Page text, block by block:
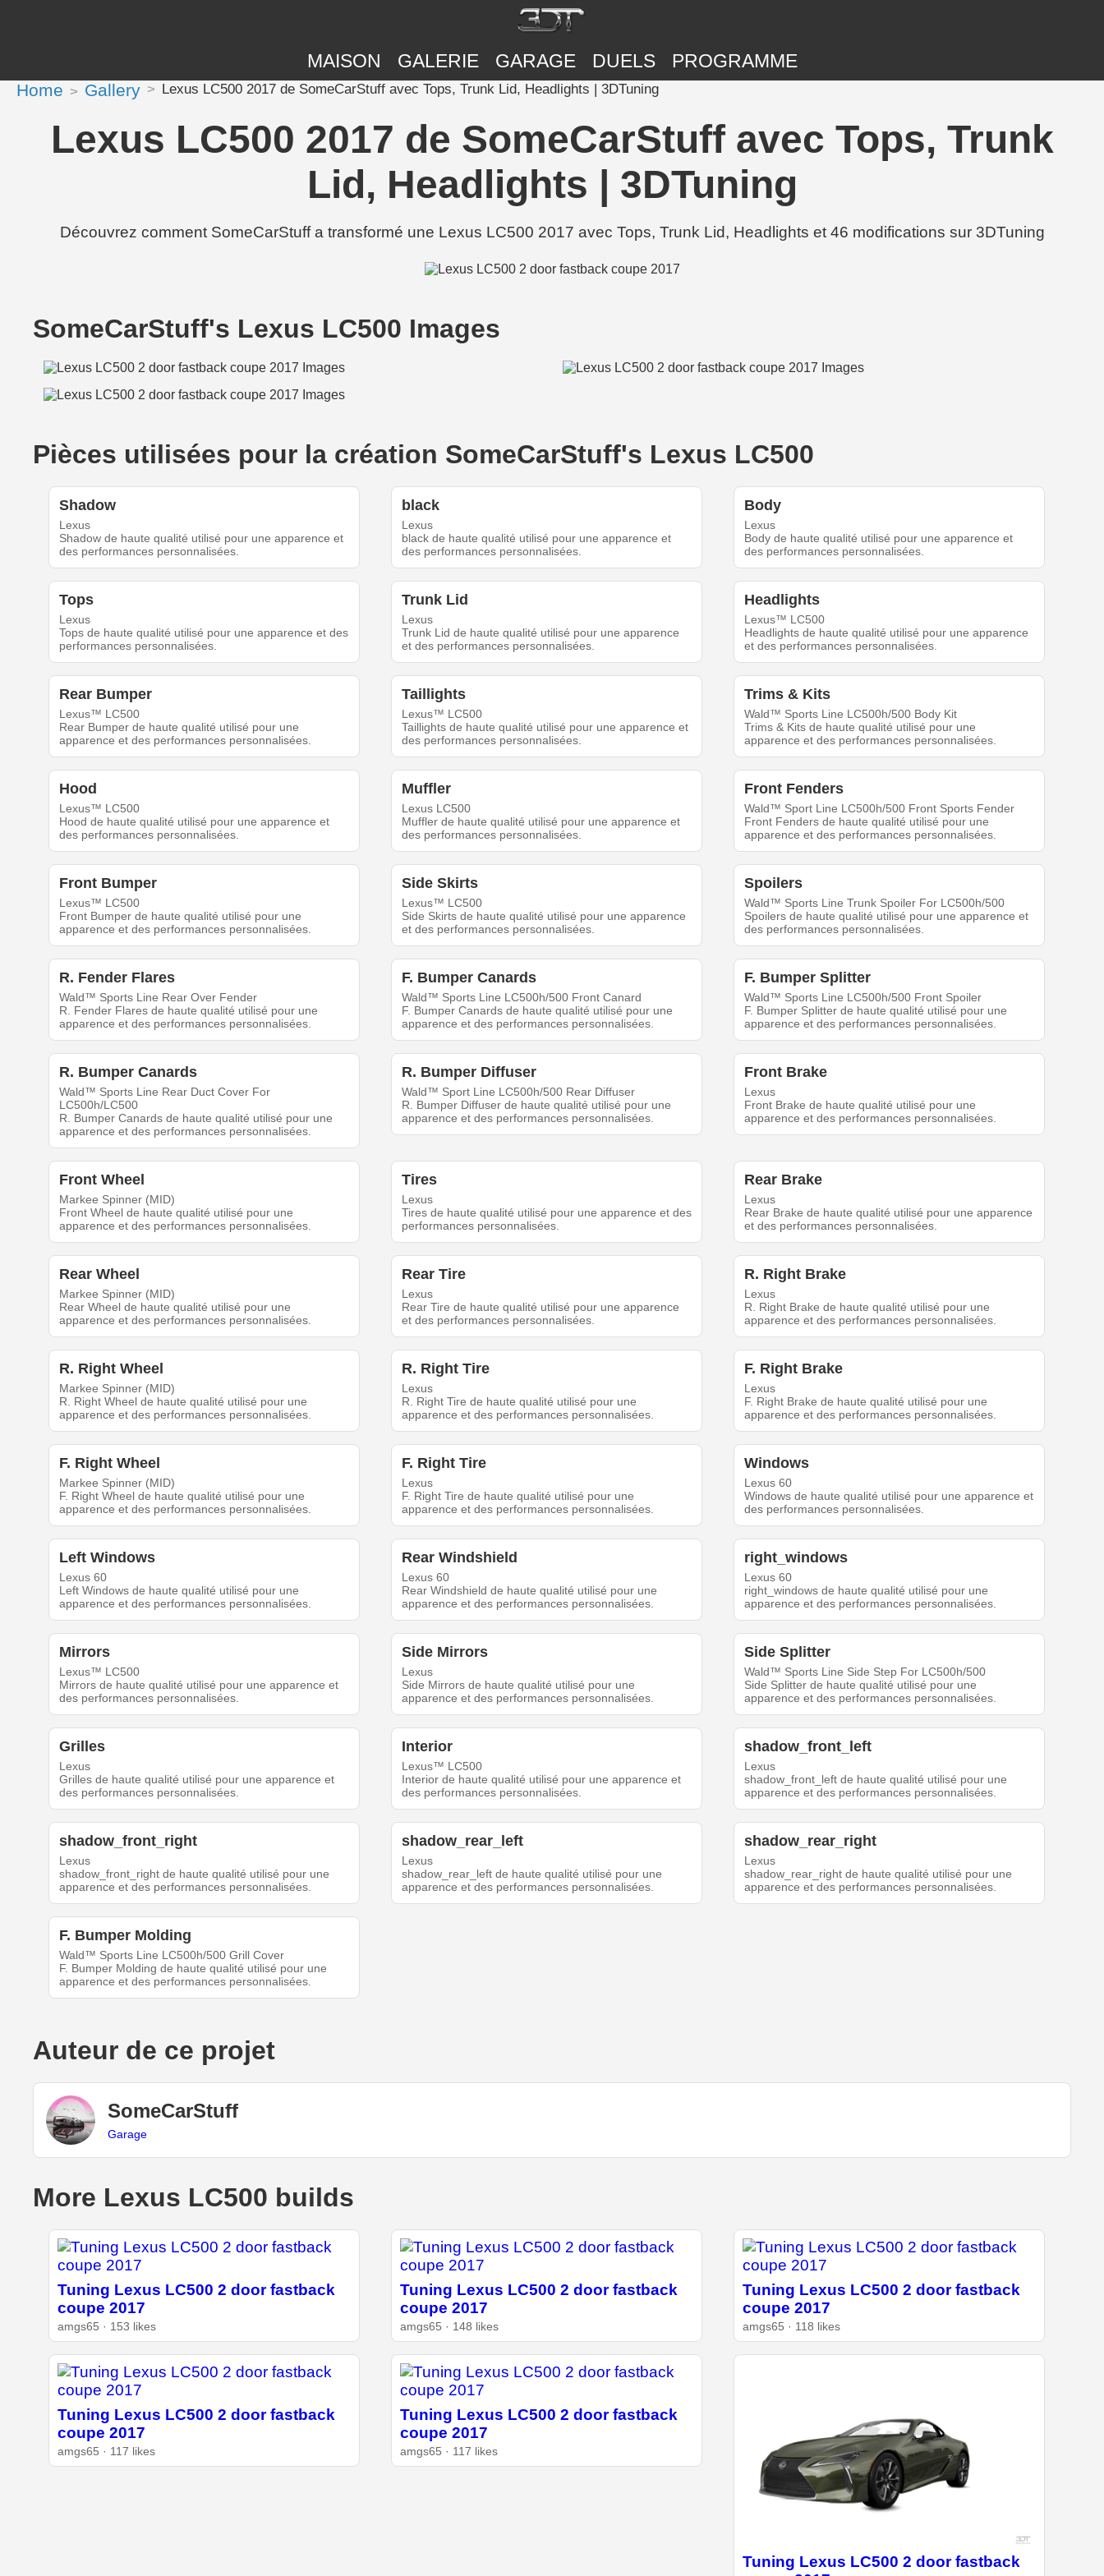
MAISON GALERIE GARAGE DUELS PROGRAMME
Home Gallery Lexus LC500 2017 de SomeCarStuff avec Tops, Trunk Lid, Headlights | 3DTuning
Lexus LC500 2017 de SomeCarStuff avec Tops, Trunk
Lid, Headlights | 3DTuning
Découvrez comment SomeCarStuff a transformé une Lexus LC500 2017 avec Tops, Trunk Lid, Headlights et 46 modifications sur 3DTuning
SomeCarStuff's Lexus LC500 Images
Pièces utilisées pour la création SomeCarStuff's Lexus LC500
Shadow
Lexus
Shadow de haute qualité utilisé pour une apparence et
des performances personnalisées.
black
Lexus
black de haute qualité utilisé pour une apparence et
des performances personnalisées.
Body
Lexus
Body de haute qualité utilisé pour une apparence et
des performances personnalisées.
Tops
Lexus
Tops de haute qualité utilisé pour une apparence et des
performances personnalisées.
Trunk Lid
Lexus
Trunk Lid de haute qualité utilisé pour une apparence
et des performances personnalisées.
Headlights
Lexus™ LC500
Headlights de haute qualité utilisé pour une apparence
et des performances personnalisées.
Rear Bumper
Lexus™ LC500
Rear Bumper de haute qualité utilisé pour une
apparence et des performances personnalisées.
Taillights
Lexus™ LC500
Taillights de haute qualité utilisé pour une apparence et
des performances personnalisées.
Trims & Kits
Wald™ Sports Line LC500h/500 Body Kit
Trims & Kits de haute qualité utilisé pour une
apparence et des performances personnalisées.
Hood
Lexus™ LC500
Hood de haute qualité utilisé pour une apparence et
des performances personnalisées.
Muffler
Lexus LC500
Muffler de haute qualité utilisé pour une apparence et
des performances personnalisées.
Front Fenders
Wald™ Sport Line LC500h/500 Front Sports Fender
Front Fenders de haute qualité utilisé pour une
apparence et des performances personnalisées.
Front Bumper
Lexus™ LC500
Front Bumper de haute qualité utilisé pour une
apparence et des performances personnalisées.
Side Skirts
Lexus™ LC500
Side Skirts de haute qualité utilisé pour une apparence
et des performances personnalisées.
Spoilers
Wald™ Sports Line Trunk Spoiler For LC500h/500
Spoilers de haute qualité utilisé pour une apparence et
des performances personnalisées.
R. Fender Flares
Wald™ Sports Line Rear Over Fender
R. Fender Flares de haute qualité utilisé pour une
apparence et des performances personnalisées.
F. Bumper Canards
Wald™ Sports Line LC500h/500 Front Canard
F. Bumper Canards de haute qualité utilisé pour une
apparence et des performances personnalisées.
F. Bumper Splitter
Wald™ Sports Line LC500h/500 Front Spoiler
F. Bumper Splitter de haute qualité utilisé pour une
apparence et des performances personnalisées.
R. Bumper Canards
Wald™ Sports Line Rear Duct Cover For
LC500h/LC500
R. Bumper Canards de haute qualité utilisé pour une
apparence et des performances personnalisées.
R. Bumper Diffuser
Wald™ Sport Line LC500h/500 Rear Diffuser
R. Bumper Diffuser de haute qualité utilisé pour une
apparence et des performances personnalisées.
Front Brake
Lexus
Front Brake de haute qualité utilisé pour une
apparence et des performances personnalisées.
Front Wheel
Markee Spinner (MID)
Front Wheel de haute qualité utilisé pour une
apparence et des performances personnalisées.
Tires
Lexus
Tires de haute qualité utilisé pour une apparence et des
performances personnalisées.
Rear Brake
Lexus
Rear Brake de haute qualité utilisé pour une apparence
et des performances personnalisées.
Rear Wheel
Markee Spinner (MID)
Rear Wheel de haute qualité utilisé pour une
apparence et des performances personnalisées.
Rear Tire
Lexus
Rear Tire de haute qualité utilisé pour une apparence
et des performances personnalisées.
R. Right Brake
Lexus
R. Right Brake de haute qualité utilisé pour une
apparence et des performances personnalisées.
R. Right Wheel
Markee Spinner (MID)
R. Right Wheel de haute qualité utilisé pour une
apparence et des performances personnalisées.
R. Right Tire
Lexus
R. Right Tire de haute qualité utilisé pour une
apparence et des performances personnalisées.
F. Right Brake
Lexus
F. Right Brake de haute qualité utilisé pour une
apparence et des performances personnalisées.
F. Right Wheel
Markee Spinner (MID)
F. Right Wheel de haute qualité utilisé pour une
apparence et des performances personnalisées.
F. Right Tire
Lexus
F. Right Tire de haute qualité utilisé pour une
apparence et des performances personnalisées.
Windows
Lexus 60
Windows de haute qualité utilisé pour une apparence et
des performances personnalisées.
Left Windows
Lexus 60
Left Windows de haute qualité utilisé pour une
apparence et des performances personnalisées.
Rear Windshield
Lexus 60
Rear Windshield de haute qualité utilisé pour une
apparence et des performances personnalisées.
right_windows
Lexus 60
right_windows de haute qualité utilisé pour une
apparence et des performances personnalisées.
Mirrors
Lexus™ LC500
Mirrors de haute qualité utilisé pour une apparence et
des performances personnalisées.
Side Mirrors
Lexus
Side Mirrors de haute qualité utilisé pour une
apparence et des performances personnalisées.
Side Splitter
Wald™ Sports Line Side Step For LC500h/500
Side Splitter de haute qualité utilisé pour une
apparence et des performances personnalisées.
Grilles
Lexus
Grilles de haute qualité utilisé pour une apparence et
des performances personnalisées.
Interior
Lexus™ LC500
Interior de haute qualité utilisé pour une apparence et
des performances personnalisées.
shadow_front_left
Lexus
shadow_front_left de haute qualité utilisé pour une
apparence et des performances personnalisées.
shadow_front_right
Lexus
shadow_front_right de haute qualité utilisé pour une
apparence et des performances personnalisées.
shadow_rear_left
Lexus
shadow_rear_left de haute qualité utilisé pour une
apparence et des performances personnalisées.
shadow_rear_right
Lexus
shadow_rear_right de haute qualité utilisé pour une
apparence et des performances personnalisées.
F. Bumper Molding
Wald™ Sports Line LC500h/500 Grill Cover
F. Bumper Molding de haute qualité utilisé pour une
apparence et des performances personnalisées.
Auteur de ce projet
SomeCarStuff
Garage
More Lexus LC500 builds
Tuning Lexus LC500 2 door fastback
coupe 2017
amgs65 · 153 likes
Tuning Lexus LC500 2 door fastback
coupe 2017
amgs65 · 148 likes
Tuning Lexus LC500 2 door fastback
coupe 2017
amgs65 · 118 likes
Tuning Lexus LC500 2 door fastback
coupe 2017
amgs65 · 117 likes
Tuning Lexus LC500 2 door fastback
coupe 2017
amgs65 · 117 likes
Tuning Lexus LC500 2 door fastback